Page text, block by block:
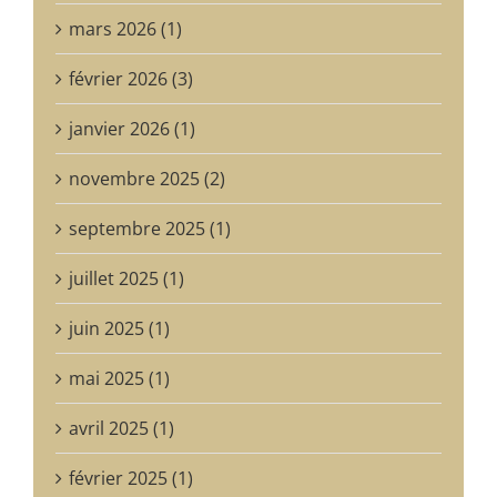
mars 2026 (1)
février 2026 (3)
janvier 2026 (1)
novembre 2025 (2)
septembre 2025 (1)
juillet 2025 (1)
juin 2025 (1)
mai 2025 (1)
avril 2025 (1)
février 2025 (1)